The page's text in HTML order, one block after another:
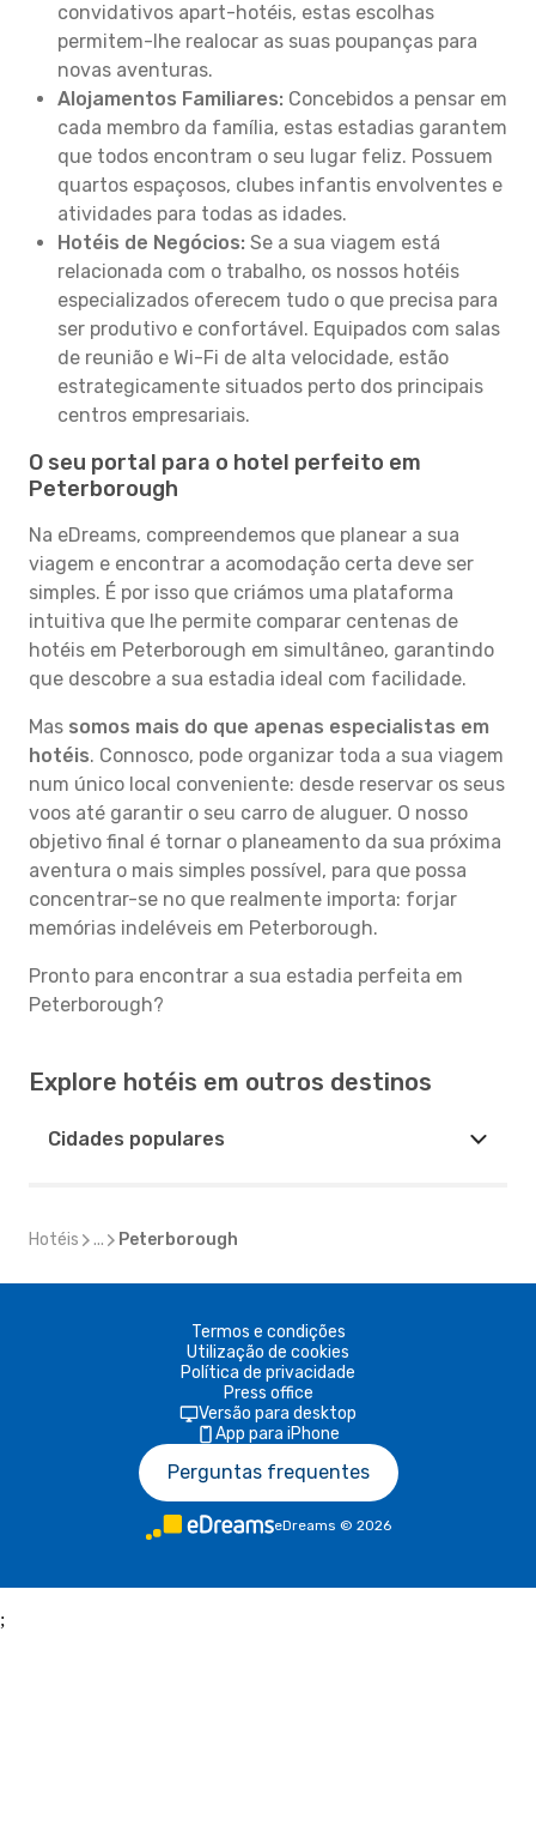
convidativos apart-hotéis, estas escolhas
permitem-lhe realocar as suas poupanças para
novas aventuras.
Alojamentos Familiares: Concebidos a pensar em
cada membro da família, estas estadias garantem
que todos encontram o seu lugar feliz. Possuem
quartos espaçosos, clubes infantis envolventes e
atividades para todas as idades.
Hotéis de Negócios: Se a sua viagem está
relacionada com o trabalho, os nossos hotéis
especializados oferecem tudo o que precisa para
ser produtivo e confortável. Equipados com salas
de reunião e Wi-Fi de alta velocidade, estão
estrategicamente situados perto dos principais
centros empresariais.
O seu portal para o hotel perfeito em
Peterborough
Na eDreams, compreendemos que planear a sua
viagem e encontrar a acomodação certa deve ser
simples. É por isso que criámos uma plataforma
intuitiva que lhe permite comparar centenas de
hotéis em Peterborough em simultâneo, garantindo
que descobre a sua estadia ideal com facilidade.
Mas somos mais do que apenas especialistas em
hotéis. Connosco, pode organizar toda a sua viagem
num único local conveniente: desde reservar os seus
voos até garantir o seu carro de aluguer. O nosso
objetivo final é tornar o planeamento da sua próxima
aventura o mais simples possível, para que possa
concentrar-se no que realmente importa: forjar
memórias indeléveis em Peterborough.
Pronto para encontrar a sua estadia perfeita em
Peterborough?
Explore hotéis em outros destinos
Cidades populares
Hotéis ... Peterborough
Termos e condições
Utilização de cookies
Política de privacidade
Press office
Versão para desktop
App para iPhone
Perguntas frequentes
eDreams © 2026
;